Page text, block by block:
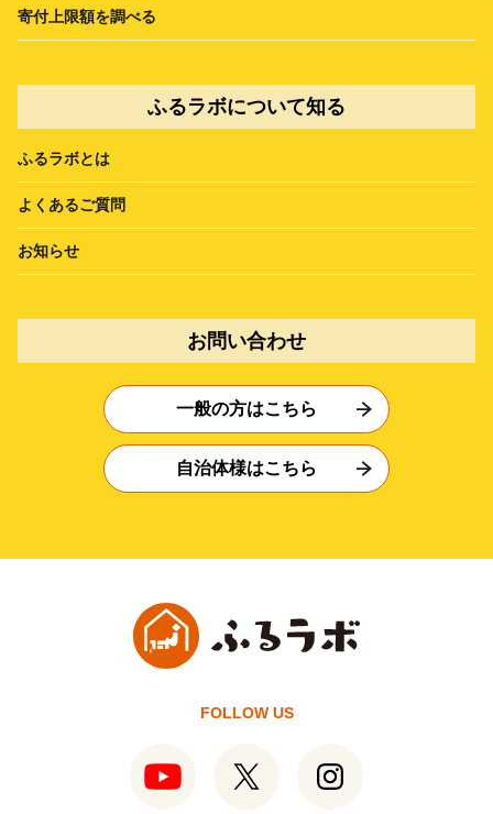
寄付上限額を調べる
ふるラボについて知る
ふるラボとは
よくあるご質問
お知らせ
お問い合わせ
一般の方はこちら
自治体様はこちら
FOLLOW US